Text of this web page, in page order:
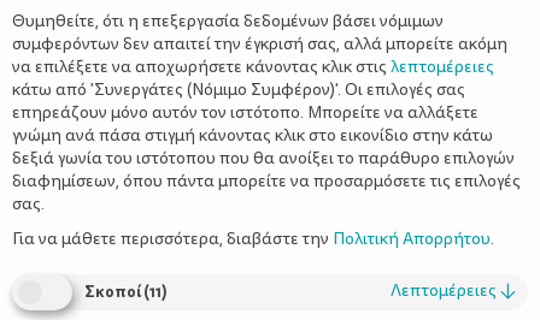
Ημερολόγιο Κινητικής Ανάπτυξης 6-12
μηνών
Θυμηθείτε, ότι η επεξεργασία δεδομένων βάσει νόμιμων
συμφερόντων δεν απαιτεί την έγκρισή σας, αλλά μπορείτε ακόμη
να επιλέξετε να αποχωρήσετε κάνοντας κλικ στις λεπτομέρειες
κάτω από 'Συνεργάτες (Νόμιμο Συμφέρον)'. Οι επιλογές σας
επηρεάζουν μόνο αυτόν τον ιστότοπο. Μπορείτε να αλλάξετε
γνώμη ανά πάσα στιγμή κάνοντας κλικ στο εικονίδιο στην κάτω
δεξιά γωνία του ιστότοπου που θα ανοίξει το παράθυρο επιλογών
διαφημίσεων, όπου πάντα μπορείτε να προσαρμόσετε τις επιλογές
σας.
Για να μάθετε περισσότερα, διαβάστε την Πολιτική Απορρήτου.
Σκοποί(11) Λεπτομέρειες ↓